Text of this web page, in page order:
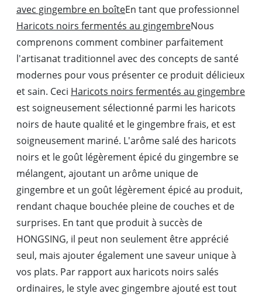
avec gingembre en boîteEn tant que professionnel
Haricots noirs fermentés au gingembreNous
comprenons comment combiner parfaitement
l'artisanat traditionnel avec des concepts de santé
modernes pour vous présenter ce produit délicieux
et sain. Ceci Haricots noirs fermentés au gingembre
est soigneusement sélectionné parmi les haricots
noirs de haute qualité et le gingembre frais, et est
soigneusement mariné. L'arôme salé des haricots
noirs et le goût légèrement épicé du gingembre se
mélangent, ajoutant un arôme unique de
gingembre et un goût légèrement épicé au produit,
rendant chaque bouchée pleine de couches et de
surprises. En tant que produit à succès de
HONGSING, il peut non seulement être apprécié
seul, mais ajouter également une saveur unique à
vos plats. Par rapport aux haricots noirs salés
ordinaires, le style avec gingembre ajouté est tout